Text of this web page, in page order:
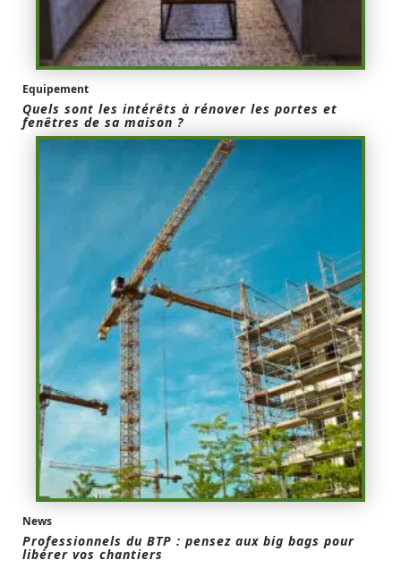
Equipement
Quels sont les intérêts à rénover les portes et
fenêtres de sa maison ?
News
Professionnels du BTP : pensez aux big bags pour
libérer vos chantiers